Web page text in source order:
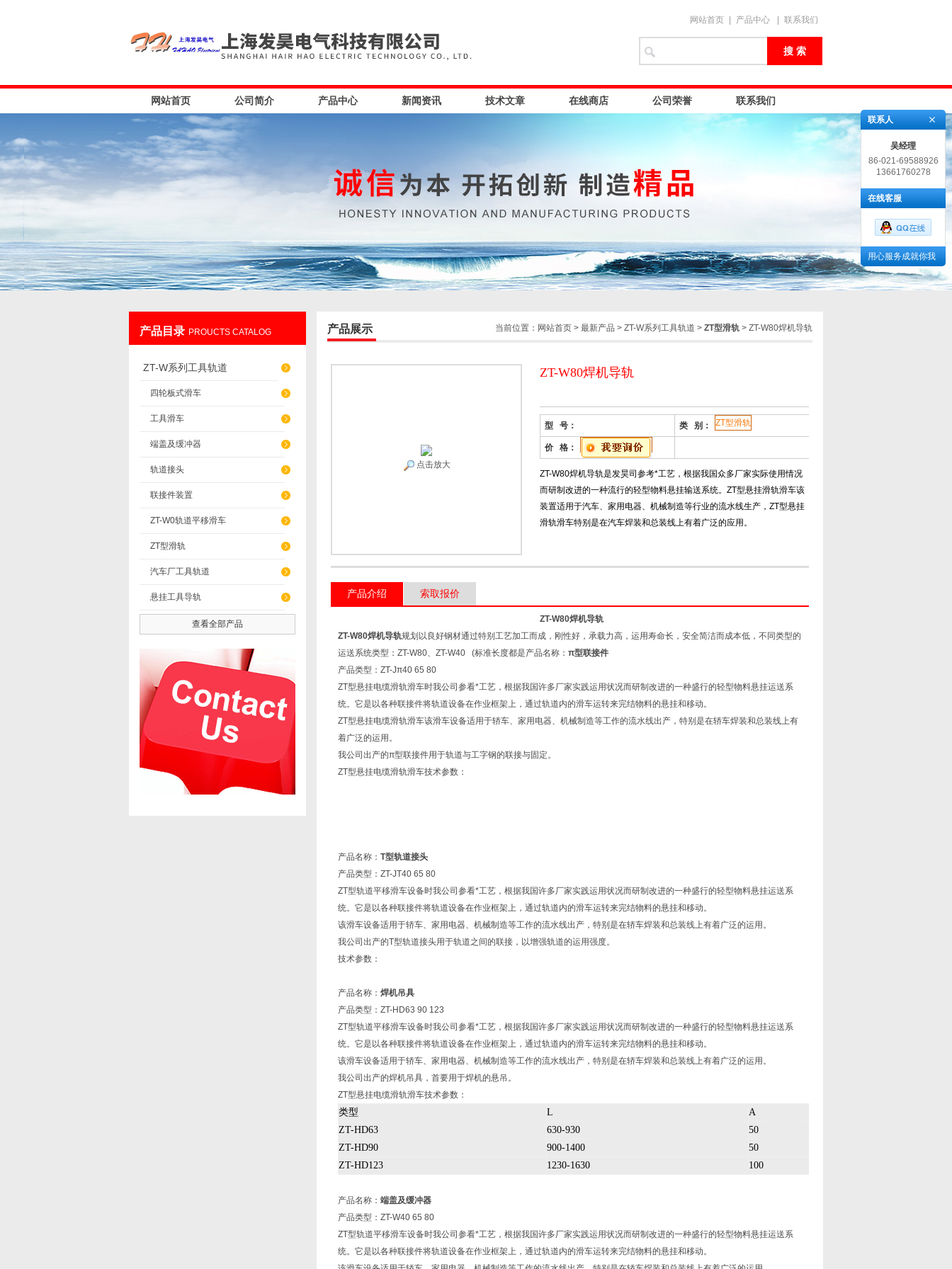
网站首页 产品中心 联系我们
网站首页 公司简介 产品中心 新闻资讯 技术文章 在线商店 公司荣誉 联系我们
产品目录 PROUCTS CATALOG
ZT-W系列工具轨道
四轮板式滑车
工具滑车
端盖及缓冲器
轨道接头
联接件装置
ZT-W0轨道平移滑车
ZT型滑轨
汽车厂工具轨道
悬挂工具导轨
查看全部产品
当前位置： 网站首页 > 最新产品 > ZT-W系列工具轨道 > ZT型滑轨 > ZT-W80焊机导轨
产品展示
ZT-W80焊机导轨
型 号： 类 别： ZT型滑轨
价 格：
ZT-W80焊机导轨是发昊司参考*工艺，根据我国众多厂家实际使用情况
而研制改进的一种流行的轻型物料悬挂输送系统。ZT型悬挂滑轨滑车该
装置适用于汽车、家用电器、机械制造等行业的流水线生产，ZT型悬挂
滑轨滑车特别是在汽车焊装和总装线上有着广泛的应用。
点击放大
产品介绍 索取报价
ZT-W80焊机导轨
ZT-W80焊机导轨规划以良好钢材通过特别工艺加工而成，刚性好，承载力高，运用寿命长，安全简洁而成本低，不同类型的
运送系统类型：ZT-W80、ZT-W40 (标准长度都是产品名称： π型联接件
产品类型：ZT-Jπ40 65 80
ZT型悬挂电缆滑轨滑车时我公司参看*工艺，根据我国许多厂家实践运用状况而研制改进的一种盛行的轻型物料悬挂运送系
统。它是以各种联接件将轨道设备在作业框架上，通过轨道内的滑车运转来完结物料的悬挂和移动。
ZT型悬挂电缆滑轨滑车该滑车设备适用于轿车、家用电器、机械制造等工作的流水线出产，特别是在轿车焊装和总装线上有
着广泛的运用。
我公司出产的π型联接件用于轨道与工字钢的联接与固定。
ZT型悬挂电缆滑轨滑车技术参数：
产品名称： T型轨道接头
产品类型：ZT-JT40 65 80
ZT型轨道平移滑车设备时我公司参看*工艺，根据我国许多厂家实践运用状况而研制改进的一种盛行的轻型物料悬挂运送系
统。它是以各种联接件将轨道设备在作业框架上，通过轨道内的滑车运转来完结物料的悬挂和移动。
该滑车设备适用于轿车、家用电器、机械制造等工作的流水线出产，特别是在轿车焊装和总装线上有着广泛的运用。
我公司出产的T型轨道接头用于轨道之间的联接，以增强轨道的运用强度。
技术参数：
产品名称： 焊机吊具
产品类型：ZT-HD63 90 123
ZT型轨道平移滑车设备时我公司参看*工艺，根据我国许多厂家实践运用状况而研制改进的一种盛行的轻型物料悬挂运送系
统。它是以各种联接件将轨道设备在作业框架上，通过轨道内的滑车运转来完结物料的悬挂和移动。
该滑车设备适用于轿车、家用电器、机械制造等工作的流水线出产，特别是在轿车焊装和总装线上有着广泛的运用。
我公司出产的焊机吊具，首要用于焊机的悬吊。
ZT型悬挂电缆滑轨滑车技术参数：
类型 L
A
ZT-HD63
630-930
50
ZT-HD90
900-1400
50
ZT-HD123
1230-1630 100
产品名称： 端盖及缓冲器
产品类型：ZT-W40 65 80
ZT型轨道平移滑车设备时我公司参看*工艺，根据我国许多厂家实践运用状况而研制改进的一种盛行的轻型物料悬挂运送系
统。它是以各种联接件将轨道设备在作业框架上，通过轨道内的滑车运转来完结物料的悬挂和移动。
联系人
吴经理
86-021-69588926
13661760278
在线客服
用心服务成就你我